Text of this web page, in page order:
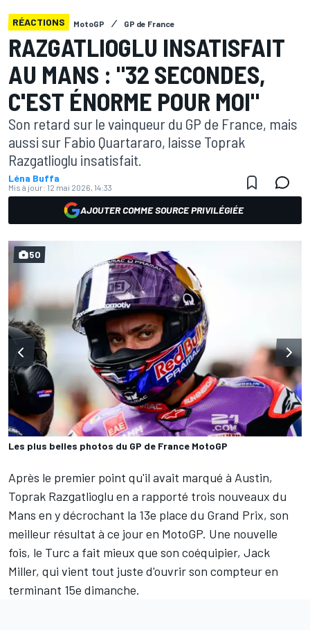
RÉACTIONS MotoGP GP de France
RAZGATLIOGLU INSATISFAIT
AU MANS : "32 SECONDES,
C'EST ÉNORME POUR MOI"
Son retard sur le vainqueur du GP de France, mais
aussi sur Fabio Quartararo, laisse Toprak
Razgatlioglu insatisfait.
Léna Buffa
Mis à jour: 12 mai 2026, 14:33
AJOUTER COMME SOURCE PRIVILÉGIÉE
Les plus belles photos du GP de France MotoGP
50
Après le premier point qu'il avait marqué à Austin,
Toprak Razgatlioglu en a rapporté trois nouveaux du
Mans en y décrochant la 13e place du Grand Prix, son
meilleur résultat à ce jour en MotoGP. Une nouvelle
fois, le Turc a fait mieux que son coéquipier, Jack
Miller, qui vient tout juste d'ouvrir son compteur en
terminant 15e dimanche.